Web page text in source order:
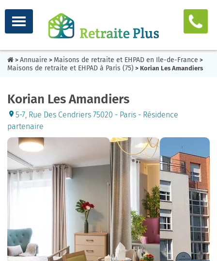
> Annuaire > Maisons de retraite et EHPAD en Ile-de-France >
Maisons de retraite et EHPAD à Paris (75) > Korian Les Amandiers
Korian Les Amandiers
5-7, Rue Des Cendriers 75020 - Paris - Résidence
partenaire